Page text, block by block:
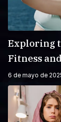
Exploring
Fitness
6 de mayo de